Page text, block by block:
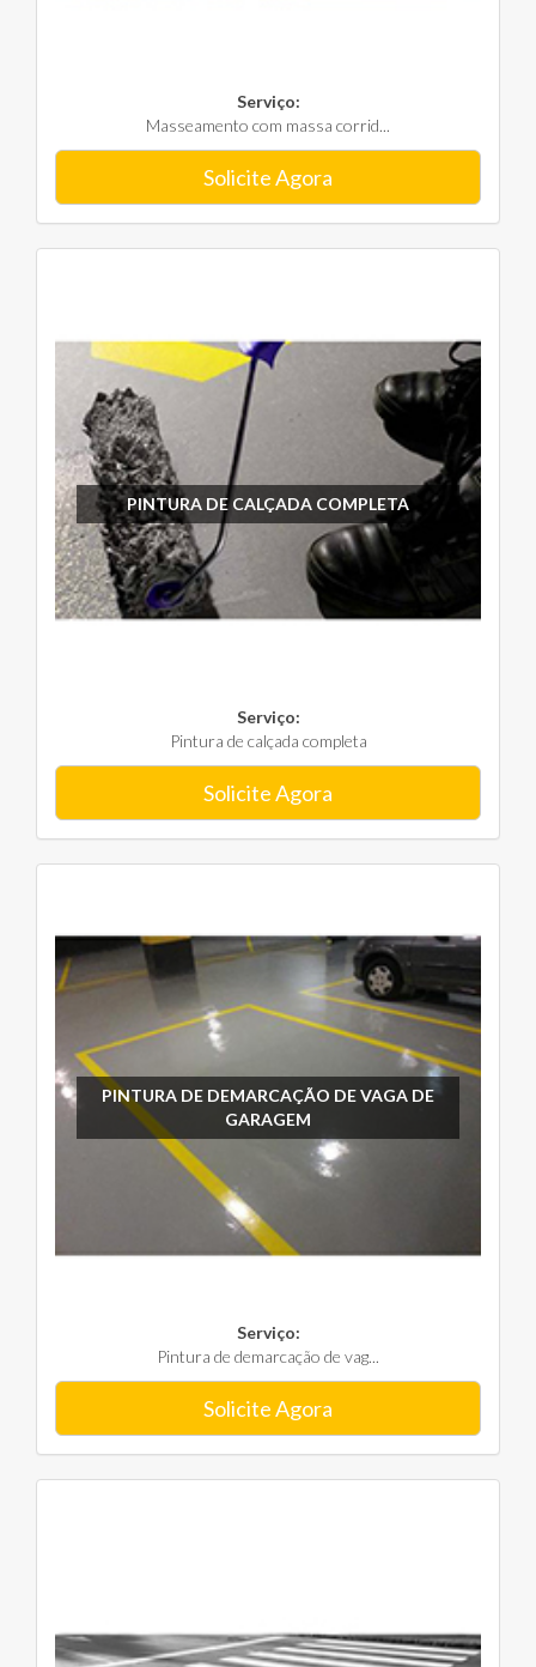
Serviço:
Masseamento com massa corrid...
Solicite Agora
PINTURA DE CALÇADA COMPLETA
Serviço:
Pintura de calçada completa
Solicite Agora
PINTURA DE DEMARCAÇÃO DE VAGA DE
GARAGEM
Serviço:
Pintura de demarcação de vag...
Solicite Agora